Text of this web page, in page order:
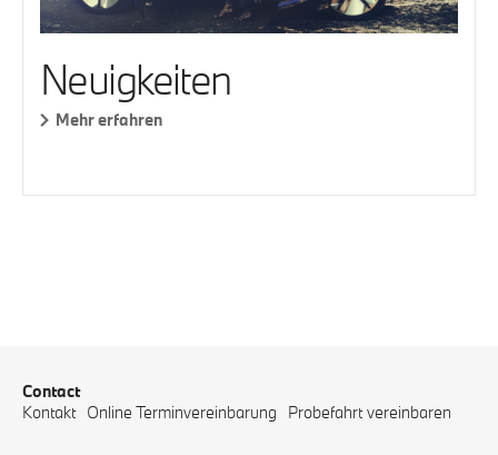
Neuigkeiten
Mehr erfahren
Contact
Kontakt Online Terminvereinbarung Probefahrt vereinbaren